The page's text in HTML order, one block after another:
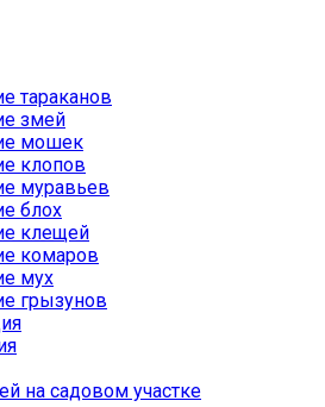
тараканов
змей
мошек
клопов
муравьев
блох
клещей
комаров
мух
грызунов
на садовом участке